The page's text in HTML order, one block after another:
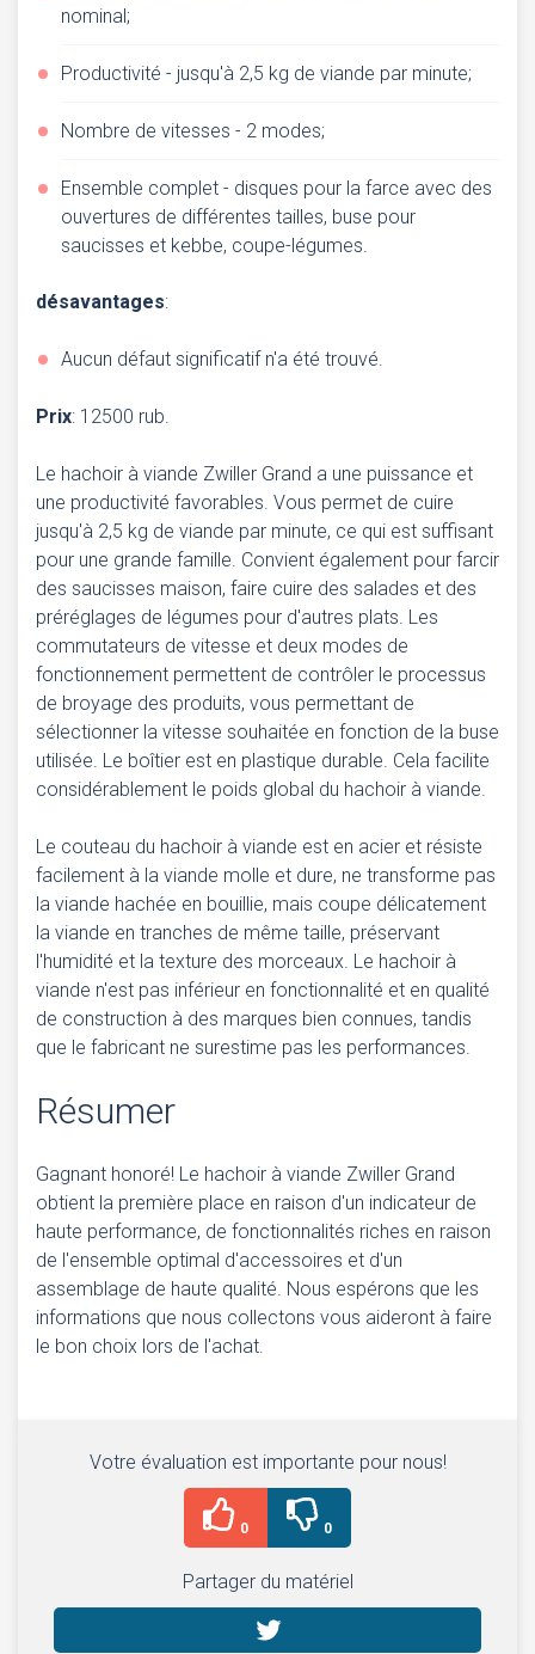
nominal;
Productivité - jusqu'à 2,5 kg de viande par minute;
Nombre de vitesses - 2 modes;
Ensemble complet - disques pour la farce avec des
ouvertures de différentes tailles, buse pour
saucisses et kebbe, coupe-légumes.
désavantages:
Aucun défaut significatif n'a été trouvé.
Prix: 12500 rub.
Le hachoir à viande Zwiller Grand a une puissance et
une productivité favorables. Vous permet de cuire
jusqu'à 2,5 kg de viande par minute, ce qui est suffisant
pour une grande famille. Convient également pour farcir
des saucisses maison, faire cuire des salades et des
préréglages de légumes pour d'autres plats. Les
commutateurs de vitesse et deux modes de
fonctionnement permettent de contrôler le processus
de broyage des produits, vous permettant de
sélectionner la vitesse souhaitée en fonction de la buse
utilisée. Le boîtier est en plastique durable. Cela facilite
considérablement le poids global du hachoir à viande.
Le couteau du hachoir à viande est en acier et résiste
facilement à la viande molle et dure, ne transforme pas
la viande hachée en bouillie, mais coupe délicatement
la viande en tranches de même taille, préservant
l'humidité et la texture des morceaux. Le hachoir à
viande n'est pas inférieur en fonctionnalité et en qualité
de construction à des marques bien connues, tandis
que le fabricant ne surestime pas les performances.
Résumer
Gagnant honoré! Le hachoir à viande Zwiller Grand
obtient la première place en raison d'un indicateur de
haute performance, de fonctionnalités riches en raison
de l'ensemble optimal d'accessoires et d'un
assemblage de haute qualité. Nous espérons que les
informations que nous collectons vous aideront à faire
le bon choix lors de l'achat.
Votre évaluation est importante pour nous!
0 0
Partager du matériel